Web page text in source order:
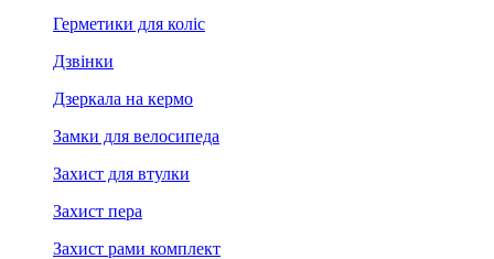
Герметики для коліс
Дзвінки
Дзеркала на кермо
Замки для велосипеда
Захист для втулки
Захист пера
Захист рами комплект